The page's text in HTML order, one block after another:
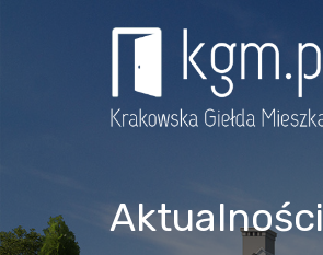
Aktualności